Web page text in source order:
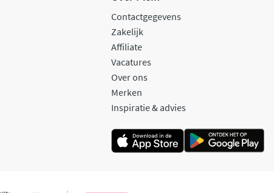
Contactgegevens
Zakelijk
Affiliate
Vacatures
Over ons
Merken
Inspiratie & advies